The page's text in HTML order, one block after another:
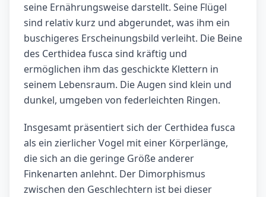
seine Ernährungsweise darstellt. Seine Flügel
sind relativ kurz und abgerundet, was ihm ein
buschigeres Erscheinungsbild verleiht. Die Beine
des Certhidea fusca sind kräftig und
ermöglichen ihm das geschickte Klettern in
seinem Lebensraum. Die Augen sind klein und
dunkel, umgeben von federleichten Ringen.
Insgesamt präsentiert sich der Certhidea fusca
als ein zierlicher Vogel mit einer Körperlänge,
die sich an die geringe Größe anderer
Finkenarten anlehnt. Der Dimorphismus
zwischen den Geschlechtern ist bei dieser